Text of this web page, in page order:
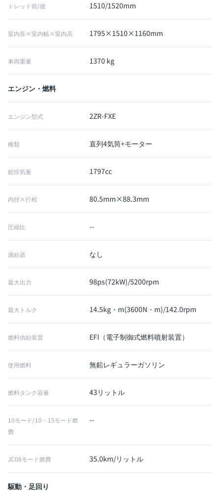
トレッド前/後 1510/1520mm
室内長×室内幅×室内高 1795×1510×1160mm
車両重量 1370 kg
エンジン・燃料
エンジン型式 2ZR-FXE
種類 直列4気筒+モーター
総排気量 1797cc
内径×行程 80.5mm×88.3mm
圧縮比 --
過給器 なし
最大出力 98ps(72kW)/5200rpm
最大トルク 14.5kg・m(3600N・m)/142.0rpm
燃料供給装置 EFI（電子制御式燃料噴射装置）
使用燃料 無鉛レギュラーガソリン
燃料タンク容量 43リットル
10モード/10・15モード燃
費
--
JC08モード燃費 35.0km/リットル
駆動・足回り